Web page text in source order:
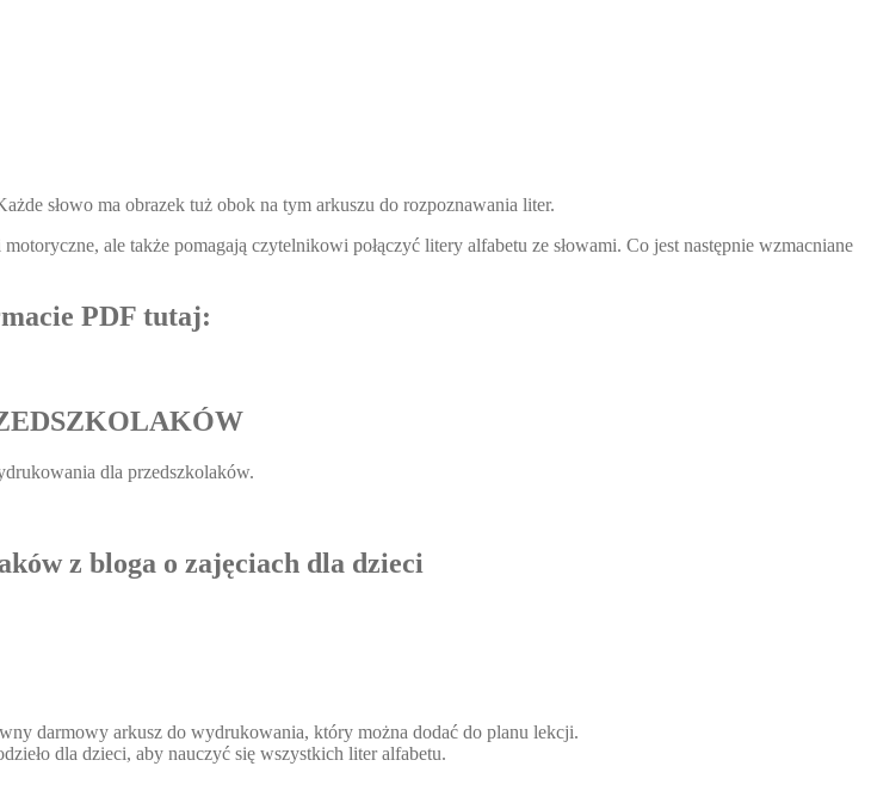
słowo ma obrazek tuż obok na tym arkuszu do rozpoznawania liter.
ale także pomagają czytelnikowi połączyć litery alfabetu ze słowami. Co jest następnie wzmacniane
PDF tutaj:
dla przedszkolaków.
z bloga o zajęciach dla dzieci
darmowy arkusz do wydrukowania, który można dodać do planu lekcji.
dla dzieci, aby nauczyć się wszystkich liter alfabetu.